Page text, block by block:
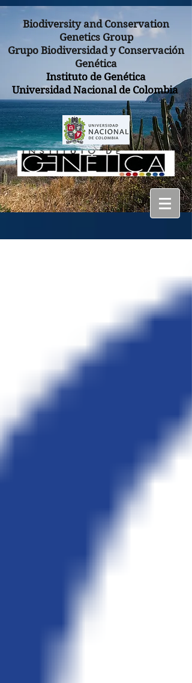
Biodiversity and Conservation
Genetics Group
Grupo Biodiversidad y Conservación
Genética
Instituto de Genética
Universidad Nacional de Colombia